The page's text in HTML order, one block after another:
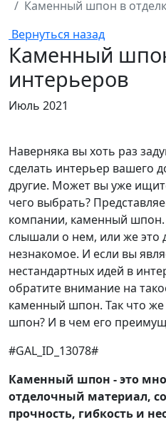
Каменный шпон в
Вернуться назад
Каменный
интерьеров
Июль 2021
Наверняка вы хоть раз
сделать интерьер вашего
другие. Может вы уже
чего выбрать?
компании, каменный
слышали о нем, или же это
незнакомое. И если вы
нестандартных идей в
обратите внимание на
каменный шпон. Так что
шпон? И в чем его
#GAL_ID_13078#
Каменный шпон - это
отделочный материал,
прочность, гибкость и